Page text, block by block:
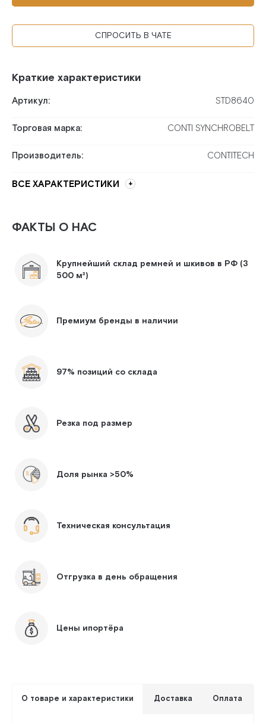
Краткие характеристики
Артикул: STD8640
Торговая марка: CONTI SYNCHROBELT
Производитель: CONTITECH
ВСЕ ХАРАКТЕРИСТИКИ
СПРОСИТЬ В ЧАТЕ
ФАКТЫ О НАС
Крупнейший склад ремней и шкивов в РФ (3
500 м²)
Премиум бренды в наличии
97% позиций со склада
Резка под размер
Доля рынка >50%
Техническая консультация
Отгрузка в день обращения
Цены ипортёра
О товаре и характеристики Доставка Оплата